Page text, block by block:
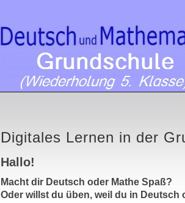
Digitales Lernen in der
Hallo!
Macht dir Deutsch oder Mathe Spaß?
Oder willst du üben, weil du in Deutsch